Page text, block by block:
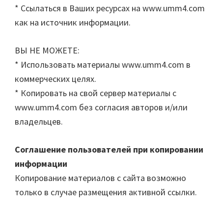
* Ссылаться в Ваших ресурсах на www.umm4.com
как на источник информации.
ВЫ НЕ МОЖЕТЕ:
* Использовать материалы www.umm4.com в
коммерческих целях.
* Копировать на свой сервер материалы с
www.umm4.com без согласия авторов и/или
владельцев.
Соглашение пользователей при копировании
информации
Копирование материалов с сайта возможно
только в случае размещения активной ссылки.